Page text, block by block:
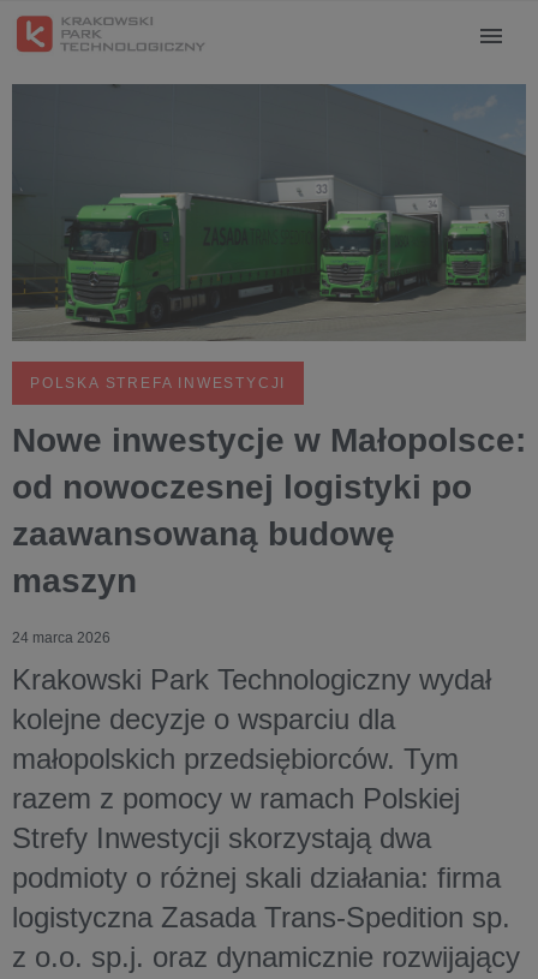
POLSKA STREFA INWESTYCJI
Nowe inwestycje w Małopolsce:
od nowoczesnej logistyki po
zaawansowaną budowę
maszyn
24 marca 2026
Krakowski Park Technologiczny wydał
kolejne decyzje o wsparciu dla
małopolskich przedsiębiorców. Tym
razem z pomocy w ramach Polskiej
Strefy Inwestycji skorzystają dwa
podmioty o różnej skali działania: firma
logistyczna Zasada Trans-Spedition sp.
z o.o. sp.j. oraz dynamicznie rozwijający